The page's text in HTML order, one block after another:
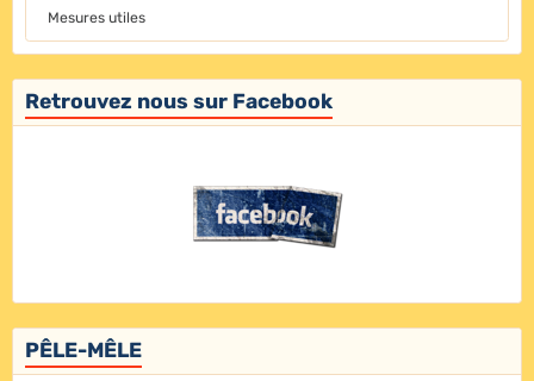
Mesures utiles
Retrouvez nous sur Facebook
PÊLE-MÊLE